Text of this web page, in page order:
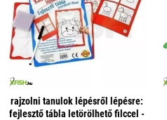
rajzolni tanulok lépésről lépésre:
fejlesztő tábla letörölhető filccel -